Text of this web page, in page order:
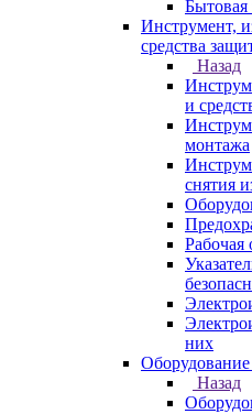
Бытовая
Инструмент,
средства
Назад
и
монтажа
снятия
Рабочая
них
Оборудование
Назад